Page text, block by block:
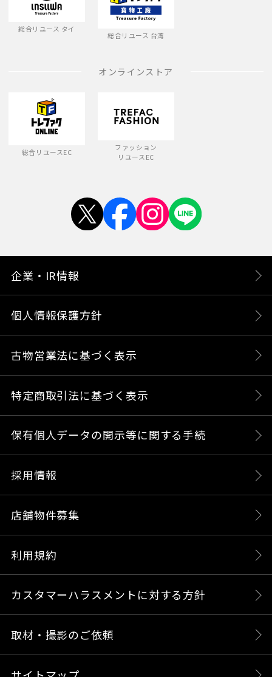
総合リユース タイ
総合リユース 台湾
オンラインストア
総合リユースEC
ファッション
リユースEC
企業・IR情報
個人情報保護方針
古物営業法に基づく表示
特定商取引法に基づく表示
保有個人データの開示等に関する手続
採用情報
店舗物件募集
利用規約
カスタマーハラスメントに対する方針
取材・撮影のご依頼